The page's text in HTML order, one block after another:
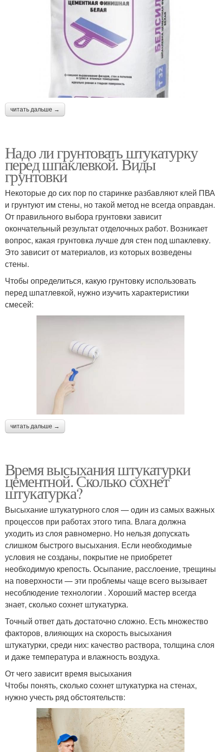
читать дальше →
Надо ли грунтовать штукатурку
перед шпаклевкой. Виды
грунтовки
Некоторые до сих пор по старинке разбавляют клей ПВА
и грунтуют им стены, но такой метод не всегда оправдан.
От правильного выбора грунтовки зависит
окончательный результат отделочных работ. Возникает
вопрос, какая грунтовка лучше для стен под шпаклевку.
Это зависит от материалов, из которых возведены
стены.
Чтобы определиться, какую грунтовку использовать
перед шпатлевкой, нужно изучить характеристики
смесей:
читать дальше →
Время высыхания штукатурки
цементной. Сколько сохнет
штукатурка?
Высыхание штукатурного слоя — один из самых важных
процессов при работах этого типа. Влага должна
уходить из слоя равномерно. Но нельзя допускать
слишком быстрого высыхания. Если необходимые
условия не созданы, покрытие не приобретет
необходимую крепость. Осыпание, расслоение, трещины
на поверхности — эти проблемы чаще всего вызывает
несоблюдение технологии . Хороший мастер всегда
знает, сколько сохнет штукатурка.
Точный ответ дать достаточно сложно. Есть множество
факторов, влияющих на скорость высыхания
штукатурки, среди них: качество раствора, толщина слоя
и даже температура и влажность воздуха.
От чего зависит время высыхания
Чтобы понять, сколько сохнет штукатурка на стенах,
нужно учесть ряд обстоятельств: